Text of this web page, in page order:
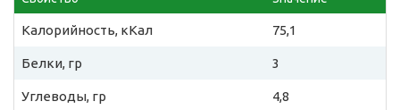
Калорийность, кКал 75,1
Белки, гр 3
Углеводы, гр 4,8